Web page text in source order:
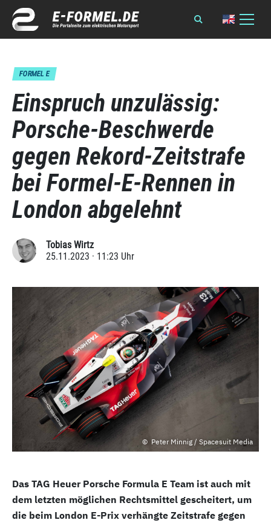
FORMEL E
Einspruch unzulässig:
Porsche-Beschwerde
gegen Rekord-Zeitstrafe
bei Formel-E-Rennen in
London abgelehnt
Tobias Wirtz
25.11.2023 · 11:23 Uhr
Peter Minnig / Spacesuit Media
Das TAG Heuer Porsche Formula E Team ist auch mit
dem letzten möglichen Rechtsmittel gescheitert, um
die beim London E-Prix verhängte Zeitstrafe gegen